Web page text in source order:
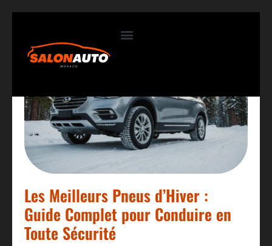
Les Meilleurs Pneus d’Hiver :
Guide Complet pour Conduire en
Toute Sécurité